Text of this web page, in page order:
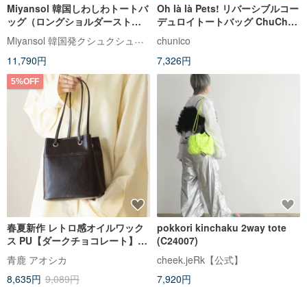
Miyansol 韓国しわしわトートバ
ッグ（ロングショルダーストラ
ップ）-A.ギャラクシースノーア
イス 防水軽量通勤モデル
Miyansol 韓国発クシュクシュバッグ｜台湾公式代理店
11,790円
Oh là là Pets! リバーシブルコー
デュロイトートバッグ ChuChu
ライトピンクグレー
chunico
7,326円
5%OFF
春夏新作 レトロ感オイルワック
ス PU【ダークチョコレート】多
用途軽量バケットバッグ トート/
ショルダー
青鹿 アオシカ
8,635円 9,089円
pokkori kinchaku 2way tote
(C24007)
cheek.jeRk【公式】
7,920円